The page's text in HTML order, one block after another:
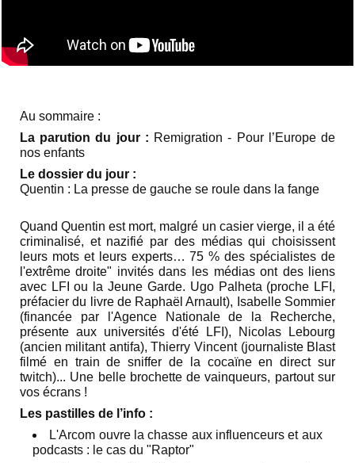
Au sommaire :
La parution du jour : Remigration - Pour l’Europe de
nos enfants
Le dossier du jour :
Quentin : La presse de gauche se roule dans la fange
Quand Quentin est mort, malgré un casier vierge, il a été
criminalisé, et nazifié par des médias qui choisissent
leurs mots et leurs experts… 75 % des spécialistes de
l'extrême droite" invités dans les médias ont des liens
avec LFI ou la Jeune Garde. Ugo Palheta (proche LFI,
préfacier du livre de Raphaël Arnault), Isabelle Sommier
(financée par l'Agence Nationale de la Recherche,
présente aux universités d'été LFI), Nicolas Lebourg
(ancien militant antifa), Thierry Vincent (journaliste Blast
filmé en train de sniffer de la cocaïne en direct sur
twitch)... Une belle brochette de vainqueurs, partout sur
vos écrans !
Les pastilles de l’info :
L'Arcom ouvre la chasse aux influenceurs et aux
podcasts : le cas du "Raptor"